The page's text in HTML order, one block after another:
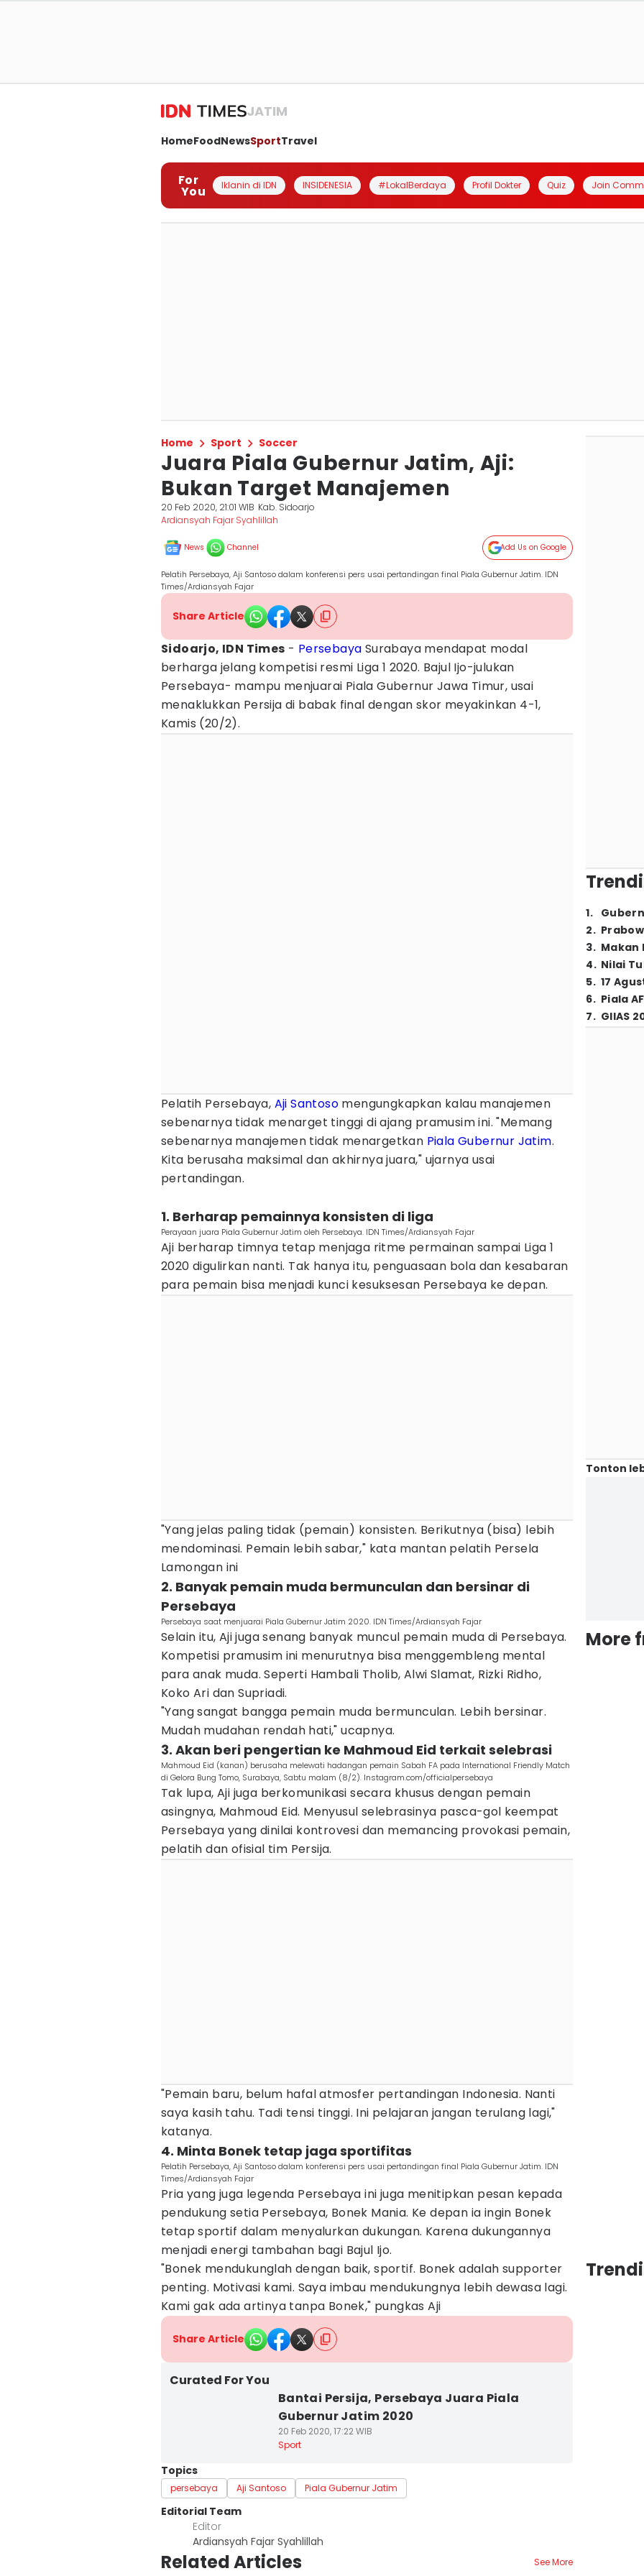
JATIM
HomeFoodNewsSportTravel
For
You Iklanin di IDN INSIDENESIA #LokalBerdaya Profil Dokter Quiz Join
Home Sport Soccer
Juara Piala Gubernur Jatim, Aji:
Bukan Target Manajemen
20 Feb 2020, 21:01 WIB Kab. Sidoarjo
Ardiansyah Fajar Syahlillah
News Channel Add Us on Google
Pelatih Persebaya, Aji Santoso dalam konferensi pers usai pertandingan final Piala Gubernur Jatim. IDN
Times/Ardiansyah Fajar
Share Article
Sidoarjo, IDN Times - Persebaya Surabaya mendapat modal
berharga jelang kompetisi resmi Liga 1 2020. Bajul Ijo-julukan
Persebaya- mampu menjuarai Piala Gubernur Jawa Timur, usai
menaklukkan Persija di babak final dengan skor meyakinkan 4-1,
Kamis (20/2).
Pelatih Persebaya, Aji Santoso mengungkapkan kalau manajemen
sebenarnya tidak menarget tinggi di ajang pramusim ini. "Memang
sebenarnya manajemen tidak menargetkan Piala Gubernur Jatim.
Kita berusaha maksimal dan akhirnya juara," ujarnya usai
pertandingan.
1. Berharap pemainnya konsisten di liga
Perayaan juara Piala Gubernur Jatim oleh Persebaya. IDN Times/Ardiansyah Fajar
Aji berharap timnya tetap menjaga ritme permainan sampai Liga 1
2020 digulirkan nanti. Tak hanya itu, penguasaan bola dan kesabaran
para pemain bisa menjadi kunci kesuksesan Persebaya ke depan.
"Yang jelas paling tidak (pemain) konsisten. Berikutnya (bisa) lebih
mendominasi. Pemain lebih sabar," kata mantan pelatih Persela
Lamongan ini
2. Banyak pemain muda bermunculan dan bersinar di
Persebaya
Persebaya saat menjuarai Piala Gubernur Jatim 2020. IDN Times/Ardiansyah Fajar
Selain itu, Aji juga senang banyak muncul pemain muda di Persebaya.
Kompetisi pramusim ini menurutnya bisa menggembleng mental
para anak muda. Seperti Hambali Tholib, Alwi Slamat, Rizki Ridho,
Koko Ari dan Supriadi.
"Yang sangat bangga pemain muda bermunculan. Lebih bersinar.
Mudah mudahan rendah hati," ucapnya.
3. Akan beri pengertian ke Mahmoud Eid terkait selebrasi
Mahmoud Eid (kanan) berusaha melewati hadangan pemain Sabah FA pada International Friendly Match
di Gelora Bung Tomo, Surabaya, Sabtu malam (8/2). Instagram.com/officialpersebaya
Tak lupa, Aji juga berkomunikasi secara khusus dengan pemain
asingnya, Mahmoud Eid. Menyusul selebrasinya pasca-gol keempat
Persebaya yang dinilai kontrovesi dan memancing provokasi pemain,
pelatih dan ofisial tim Persija.
"Pemain baru, belum hafal atmosfer pertandingan Indonesia. Nanti
saya kasih tahu. Tadi tensi tinggi. Ini pelajaran jangan terulang lagi,"
katanya.
4. Minta Bonek tetap jaga sportifitas
Pelatih Persebaya, Aji Santoso dalam konferensi pers usai pertandingan final Piala Gubernur Jatim. IDN
Times/Ardiansyah Fajar
Pria yang juga legenda Persebaya ini juga menitipkan pesan kepada
pendukung setia Persebaya, Bonek Mania. Ke depan ia ingin Bonek
tetap sportif dalam menyalurkan dukungan. Karena dukungannya
menjadi energi tambahan bagi Bajul Ijo.
"Bonek mendukunglah dengan baik, sportif. Bonek adalah supporter
penting. Motivasi kami. Saya imbau mendukungnya lebih dewasa lagi.
Kami gak ada artinya tanpa Bonek," pungkas Aji
Share Article
Curated For You
Bantai Persija, Persebaya Juara Piala
Gubernur Jatim 2020
20 Feb 2020, 17:22 WIB
Sport
Topics
persebaya Aji Santoso Piala Gubernur Jatim
Editorial Team
Editor
Ardiansyah Fajar Syahlillah
Related Articles See More
1.
2.
3. Makan
4. Nilai
5. 17
6. Piala
7. GIIAS
Tonton
More